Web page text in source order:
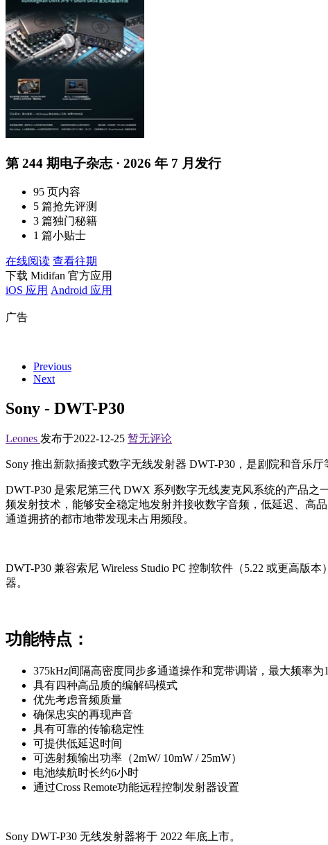
第 244 期电子杂志 · 2026 年 7 月发行
95 页内容
5 篇抢先评测
3 篇独门秘籍
1 篇小贴士
在线阅读 查看往期
下载 Midifan 官方应用
iOS 应用 Android 应用
广告
Previous
Next
Sony - DWT-P30
Leones 发布于2022-12-25 暂无评论
Sony 推出新款插接式数字无线发射器 DWT-P30，是剧院和音乐
DWT-P30 是索尼第三代 DWX 系列数字无线麦克风系统的产品
频发射技术，能够安全稳定地发射并接收数字音频，低延迟、高
通道拥挤的都市地带发现未占用频段。
DWT-P30 兼容索尼 Wireless Studio PC 控制软件（5.22 或更高版
器。
功能特点：
375kHz间隔高密度同步多通道操作和宽带调谐，最大频率为
具有四种高品质的编解码模式
优先考虑音频质量
确保忠实的再现声音
具有可靠的传输稳定性
可提供低延迟时间
可选射频输出功率（2mW/ 10mW / 25mW）
电池续航时长约6小时
通过Cross Remote功能远程控制发射器设置
Sony DWT-P30 无线发射器将于 2022 年底上市。